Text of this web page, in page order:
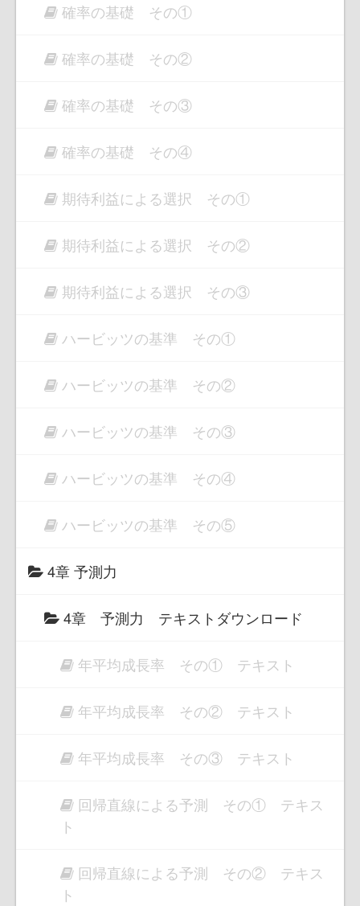
確率の基礎 その①
確率の基礎 その②
確率の基礎 その③
確率の基礎 その④
期待利益による選択 その①
期待利益による選択 その②
期待利益による選択 その③
ハービッツの基準 その①
ハービッツの基準 その②
ハービッツの基準 その③
ハービッツの基準 その④
ハービッツの基準 その⑤
4章 予測力
4章 予測力 テキストダウンロード
年平均成長率 その① テキスト
年平均成長率 その② テキスト
年平均成長率 その③ テキスト
回帰直線による予測 その① テキス
ト
回帰直線による予測 その② テキス
ト